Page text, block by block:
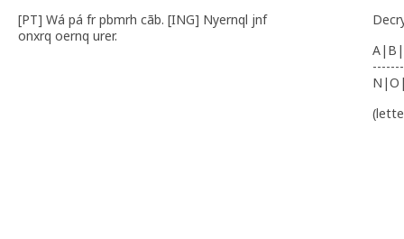
[PT] Wá pá fr pbmrh cãb. [ING] Nyernql jnf
onxrq oernq urer.